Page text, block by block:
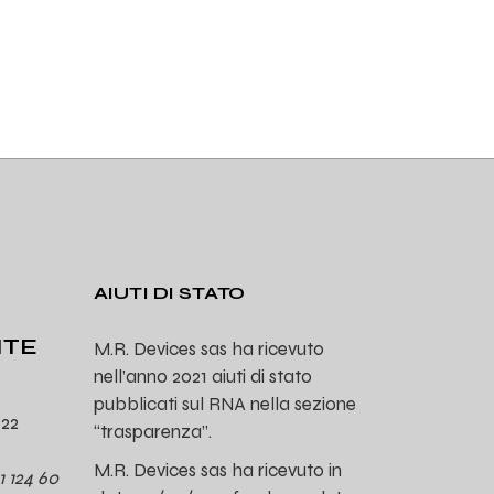
124 60
AIUTI DI STATO
M.R. Devices sas ha ricevuto
nell’anno 2021 aiuti di stato
pubblicati sul RNA nella sezione
“trasparenza”.
M.R. Devices sas ha ricevuto in